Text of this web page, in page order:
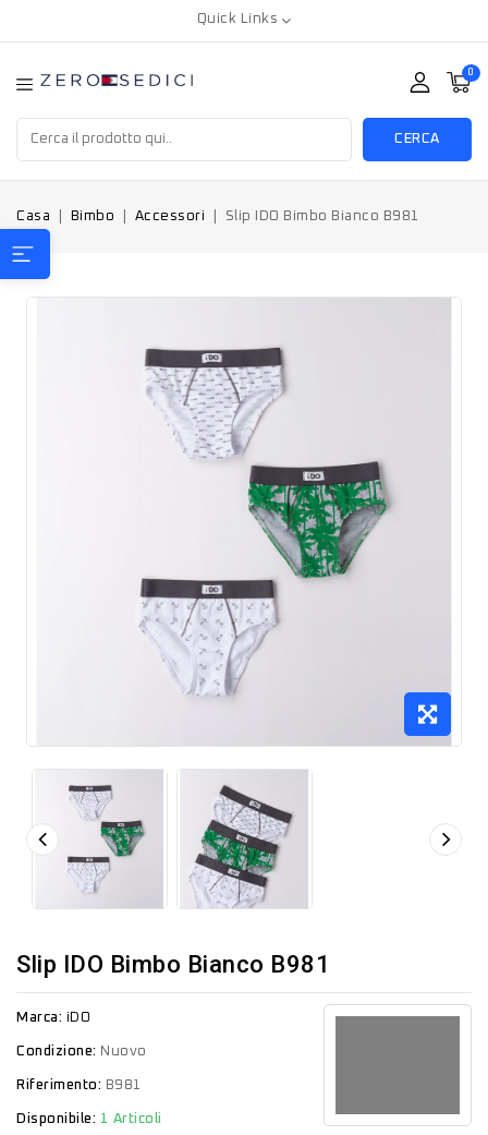
Quick Links
0
CERCA
Casa Bimbo Accessori Slip IDO Bimbo Bianco B981
Slip IDO Bimbo Bianco B981
Marca: iDO
Condizione: Nuovo
Riferimento: B981
Disponibile: 1 Articoli